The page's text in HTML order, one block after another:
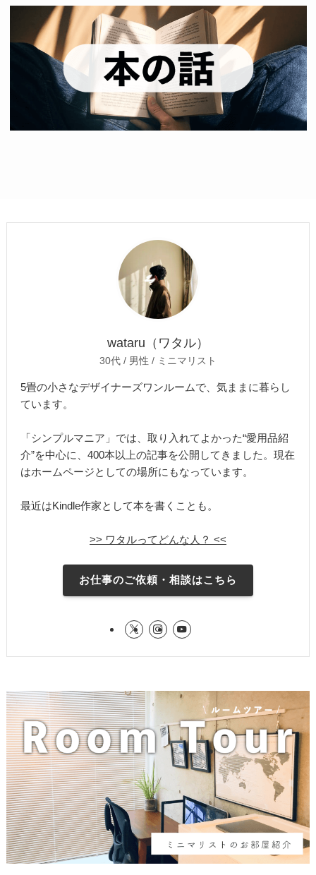
wataru（ワタル）
30代 / 男性 / ミニマリスト
5畳の小さなデザイナーズワンルームで、気ままに暮らし
ています。
「シンプルマニア」では、取り入れてよかった“愛用品紹
介”を中心に、400本以上の記事を公開してきました。現在
はホームページとしての場所にもなっています。
最近はKindle作家として本を書くことも。
>> ワタルってどんな人？ <<
お仕事のご依頼・相談はこちら